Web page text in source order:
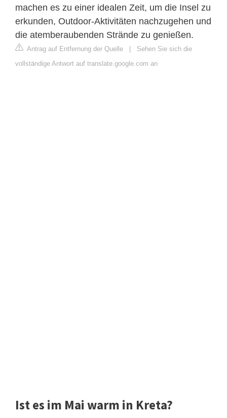
machen es zu einer idealen Zeit, um die Insel zu
erkunden, Outdoor-Aktivitäten nachzugehen und
die atemberaubenden Strände zu genießen.
Antrag auf Entfernung der Quelle | Sehen Sie sich die
vollständige Antwort auf translate.google.com an
Ist es im Mai warm in Kreta?